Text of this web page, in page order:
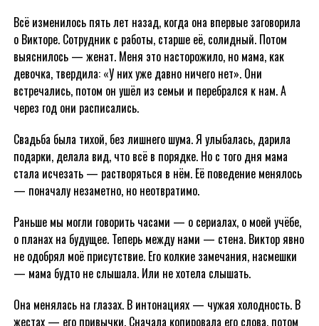
Всё изменилось пять лет назад, когда она впервые заговорила
о Викторе. Сотрудник с работы, старше её, солидный. Потом
выяснилось — женат. Меня это насторожило, но мама, как
девочка, твердила: «У них уже давно ничего нет». Они
встречались, потом он ушёл из семьи и перебрался к нам. А
через год они расписались.
Свадьба была тихой, без лишнего шума. Я улыбалась, дарила
подарки, делала вид, что всё в порядке. Но с того дня мама
стала исчезать — растворяться в нём. Её поведение менялось
— поначалу незаметно, но неотвратимо.
Раньше мы могли говорить часами — о сериалах, о моей учёбе,
о планах на будущее. Теперь между нами — стена. Виктор явно
не одобрял моё присутствие. Его колкие замечания, насмешки
— мама будто не слышала. Или не хотела слышать.
Она менялась на глазах. В интонациях — чужая холодность. В
жестах — его привычки. Сначала копировала его слова, потом